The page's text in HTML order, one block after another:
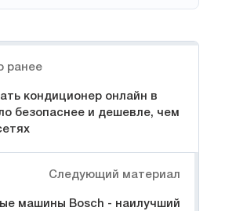
ранее
кондиционер онлайн в
безопаснее и дешевле, чем
Следующий материал
машины Bosch - наилучший